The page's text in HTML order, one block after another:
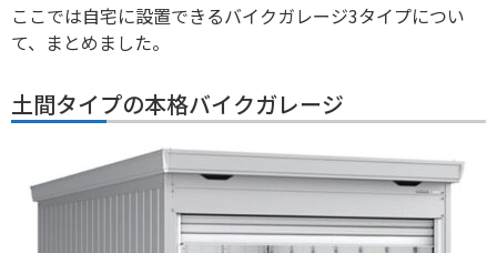
ここでは自宅に設置できるバイクガレージ3タイプについ
て、まとめました。
土間タイプの本格バイクガレージ